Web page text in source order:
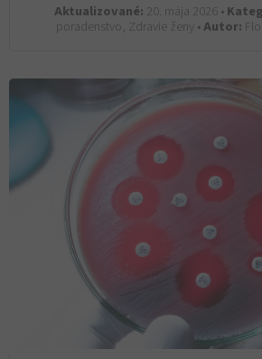
Aktualizované: 20. mája 2026 •
poradenstvo, Zdravie ženy •Autor: